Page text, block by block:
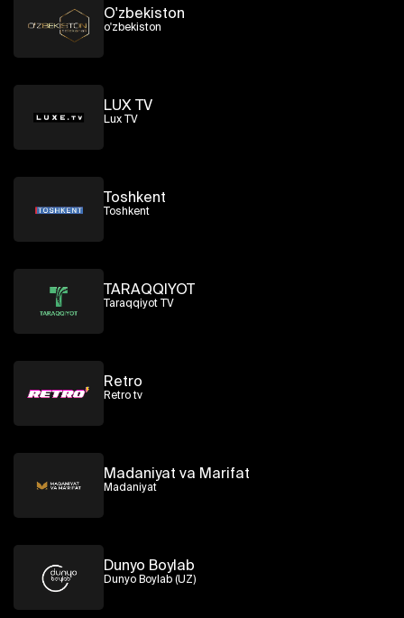
O'zbekiston
o'zbekiston
LUX TV
Lux TV
Toshkent
Toshkent
TARAQQIYOT
Taraqqiyot TV
Retro
Retro tv
Madaniyat va Marifat
Madaniyat
Dunyo Boylab
Dunyo Boylab (UZ)